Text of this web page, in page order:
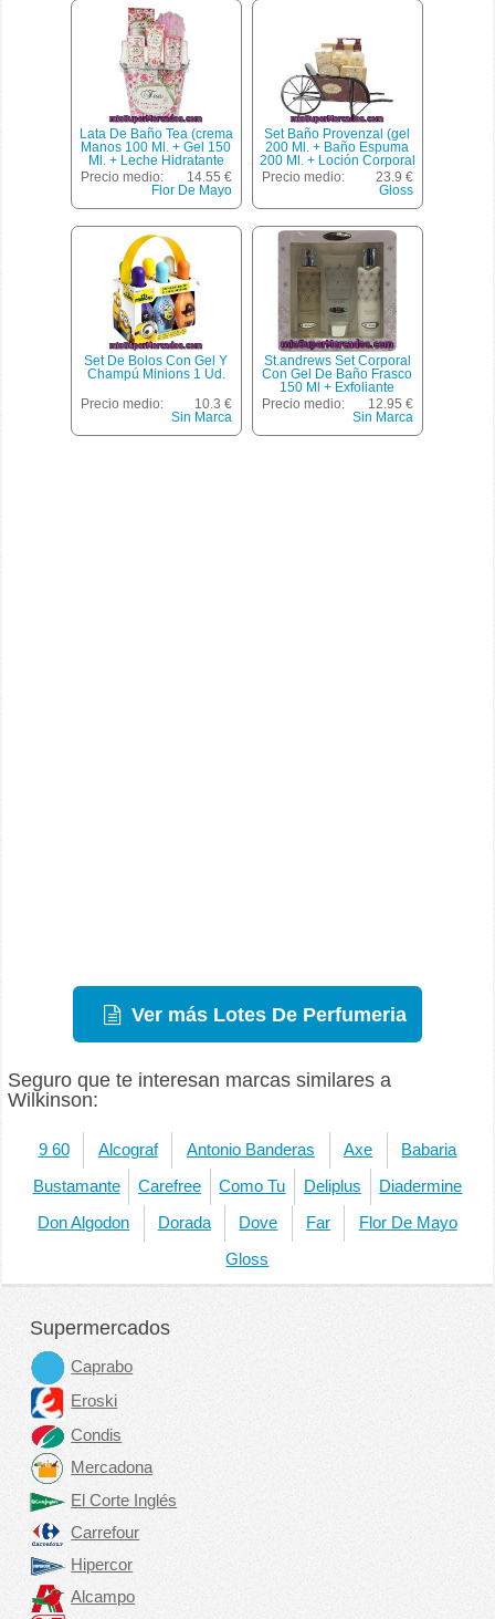
Suave
Lata De Baño Tea (crema
Manos 100 Ml. + Gel 150
Ml. + Leche Hidratante
150 Ml. + Sal De Baño +
Esponja) Flor De Mayo 1
Precio medio:
14.55 €
Flor De Mayo
Set Baño Provenzal (gel
200 Ml. + Baño Espuma
200 Ml. + Loción Corporal
70 Ml. + Exfoliante
Corporal 50 Ml.) Gloss 1
Precio medio:
23.9 €
Gloss
Set De Bolos Con Gel Y
Champú Minions 1 Ud.
Precio medio:
10.3 €
Sin Marca
St.andrews Set Corporal
Con Gel De Baño Frasco
150 Ml + Exfoliante
Corporal Tubo 100 Ml +
Loción Corporal 150 Ml
Precio medio:
12.95 €
Sin Marca
Ver más Lotes De Perfumeria
Seguro que te interesan marcas similares a
Wilkinson:
9 60 Alcograf Antonio Banderas Axe Babaria
Bustamante Carefree Como Tu Deliplus Diadermine
Don Algodon Dorada Dove Far Flor De Mayo
Gloss
Supermercados
Caprabo
Eroski
Condis
Mercadona
El Corte Inglés
Carrefour
Hipercor
Alcampo